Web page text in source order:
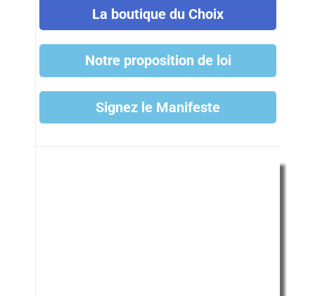
La boutique du Choix
Notre proposition de loi
Signez le Manifeste